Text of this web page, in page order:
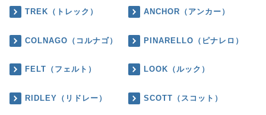
TREK（トレック） ANCHOR（アンカー）
COLNAGO（コルナゴ） PINARELLO（ピナレロ）
FELT（フェルト） LOOK（ルック）
RIDLEY（リドレー） SCOTT（スコット）